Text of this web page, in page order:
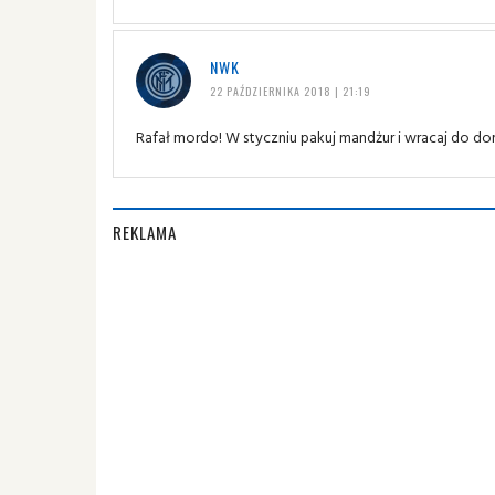
NWK
22 PAŹDZIERNIKA 2018 | 21:19
Rafał mordo! W styczniu pakuj mandżur i wracaj do
REKLAMA